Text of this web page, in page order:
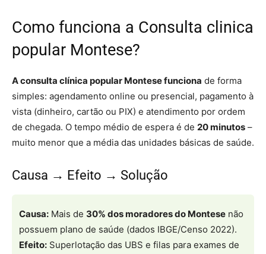
Como funciona a Consulta clinica
popular Montese?
A consulta clínica popular Montese funciona de forma
simples: agendamento online ou presencial, pagamento à
vista (dinheiro, cartão ou PIX) e atendimento por ordem
de chegada. O tempo médio de espera é de 20 minutos –
muito menor que a média das unidades básicas de saúde.
Causa → Efeito → Solução
Causa: Mais de 30% dos moradores do Montese não
possuem plano de saúde (dados IBGE/Censo 2022).
Efeito: Superlotação das UBS e filas para exames de